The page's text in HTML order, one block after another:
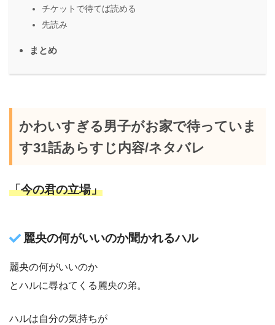
チケットで待てば読める
先読み
まとめ
かわいすぎる男子がお家で待っていま
す31話あらすじ内容/ネタバレ
「今の君の立場」
麗央の何がいいのか聞かれるハル
麗央の何がいいのか
とハルに尋ねてくる麗央の弟。
ハルは自分の気持ちが